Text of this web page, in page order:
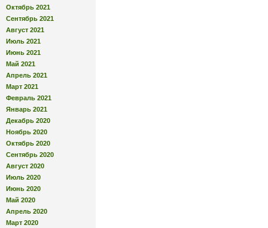
Октябрь 2021
Сентябрь 2021
Август 2021
Июль 2021
Июнь 2021
Май 2021
Апрель 2021
Март 2021
Февраль 2021
Январь 2021
Декабрь 2020
Ноябрь 2020
Октябрь 2020
Сентябрь 2020
Август 2020
Июль 2020
Июнь 2020
Май 2020
Апрель 2020
Март 2020